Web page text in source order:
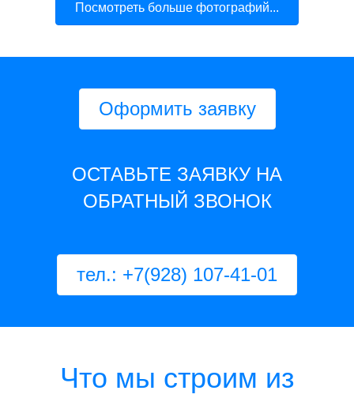
Посмотреть больше фотографий...
Оформить заявку
ОСТАВЬТЕ ЗАЯВКУ НА
ОБРАТНЫЙ ЗВОНОК
тел.: +7(928) 107-41-01
Что мы строим из